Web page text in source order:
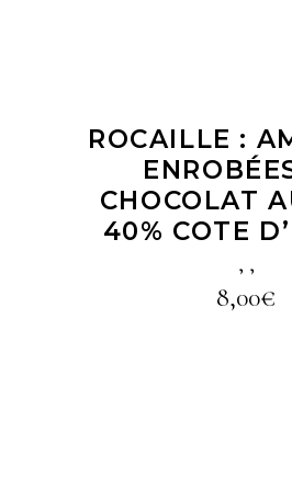
ROCAILLE :
CHOCOLAT
40% COTE
, ,
8,00€